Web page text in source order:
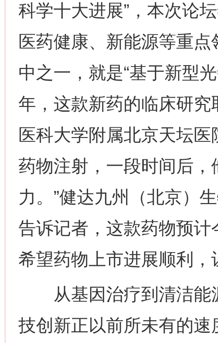
科学十大进展”，本次论
医药健康、新能源等重点
中之一，就是“基于新型
年，这款新药的临床研
医科大学附属北京天坛
药物注射，一段时间后
力。”健达九州（北京）
告诉记者，这款药物预
希望药物上市进展顺利
从基因治疗到清洁能
技创新正以前所未有的
网上购药对药下症？